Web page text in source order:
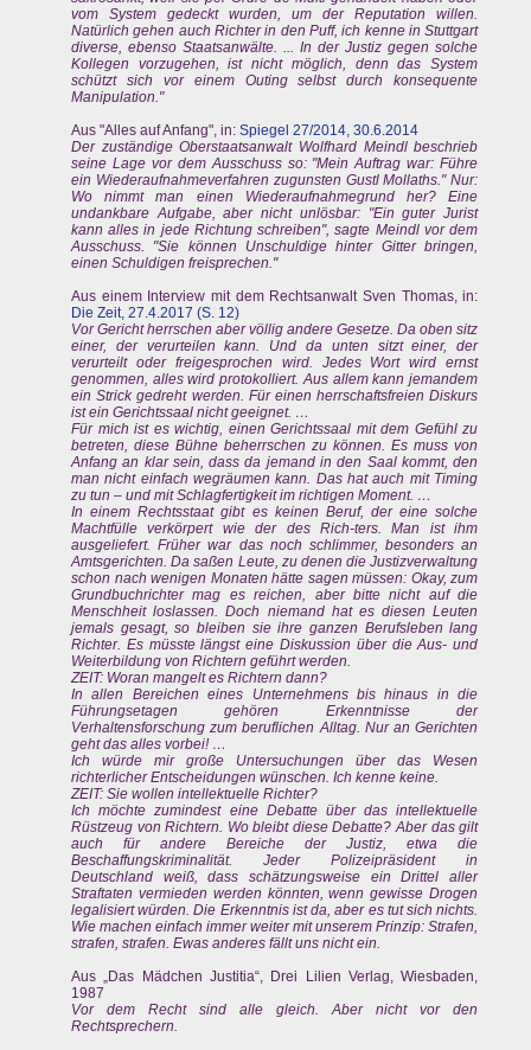
vom System gedeckt wurden, um der Reputation willen.
Natürlich gehen auch Richter in den Puff, ich kenne in Stuttgart
diverse, ebenso Staatsanwälte. ... In der Justiz gegen solche
Kollegen vorzugehen, ist nicht möglich, denn das System
schützt sich vor einem Outing selbst durch konsequente
Manipulation."
Aus "Alles auf Anfang", in: Spiegel 27/2014, 30.6.2014
Der zuständige Oberstaatsanwalt Wolfhard Meindl beschrieb
seine Lage vor dem Ausschuss so: "Mein Auftrag war: Führe
ein Wiederaufnahmeverfahren zugunsten Gustl Mollaths." Nur:
Wo nimmt man einen Wiederaufnahmegrund her? Eine
undankbare Aufgabe, aber nicht unlösbar: "Ein guter Jurist
kann alles in jede Richtung schreiben", sagte Meindl vor dem
Ausschuss. "Sie können Unschuldige hinter Gitter bringen,
einen Schuldigen freisprechen."
Aus einem Interview mit dem Rechtsanwalt Sven Thomas, in:
Die Zeit, 27.4.2017 (S. 12)
Vor Gericht herrschen aber völlig andere Gesetze. Da oben sitz
einer, der verurteilen kann. Und da unten sitzt einer, der
verurteilt oder freigesprochen wird. Jedes Wort wird ernst
genommen, alles wird protokolliert. Aus allem kann jemandem
ein Strick gedreht werden. Für einen herrschaftsfreien Diskurs
ist ein Gerichtssaal nicht geeignet. …
Für mich ist es wichtig, einen Gerichtssaal mit dem Gefühl zu
betreten, diese Bühne beherrschen zu können. Es muss von
Anfang an klar sein, dass da jemand in den Saal kommt, den
man nicht einfach wegräumen kann. Das hat auch mit Timing
zu tun – und mit Schlagfertigkeit im richtigen Moment. …
In einem Rechtsstaat gibt es keinen Beruf, der eine solche
Machtfülle verkörpert wie der des Rich-ters. Man ist ihm
ausgeliefert. Früher war das noch schlimmer, besonders an
Amtsgerichten. Da saßen Leute, zu denen die Justizverwaltung
schon nach wenigen Monaten hätte sagen müssen: Okay, zum
Grundbuchrichter mag es reichen, aber bitte nicht auf die
Menschheit loslassen. Doch niemand hat es diesen Leuten
jemals gesagt, so bleiben sie ihre ganzen Berufsleben lang
Richter. Es müsste längst eine Diskussion über die Aus- und
Weiterbildung von Richtern geführt werden.
ZEIT: Woran mangelt es Richtern dann?
In allen Bereichen eines Unternehmens bis hinaus in die
Führungsetagen gehören Erkenntnisse der
Verhaltensforschung zum beruflichen Alltag. Nur an Gerichten
geht das alles vorbei! …
Ich würde mir große Untersuchungen über das Wesen
richterlicher Entscheidungen wünschen. Ich kenne keine.
ZEIT: Sie wollen intellektuelle Richter?
Ich möchte zumindest eine Debatte über das intellektuelle
Rüstzeug von Richtern. Wo bleibt diese Debatte? Aber das gilt
auch für andere Bereiche der Justiz, etwa die
Beschaffungskriminalität. Jeder Polizeipräsident in
Deutschland weiß, dass schätzungsweise ein Drittel aller
Straftaten vermieden werden könnten, wenn gewisse Drogen
legalisiert würden. Die Erkenntnis ist da, aber es tut sich nichts.
Wie machen einfach immer weiter mit unserem Prinzip: Strafen,
strafen, strafen. Ewas anderes fällt uns nicht ein.
Aus „Das Mädchen Justitia“, Drei Lilien Verlag, Wiesbaden,
1987
Vor dem Recht sind alle gleich. Aber nicht vor den
Rechtsprechern.